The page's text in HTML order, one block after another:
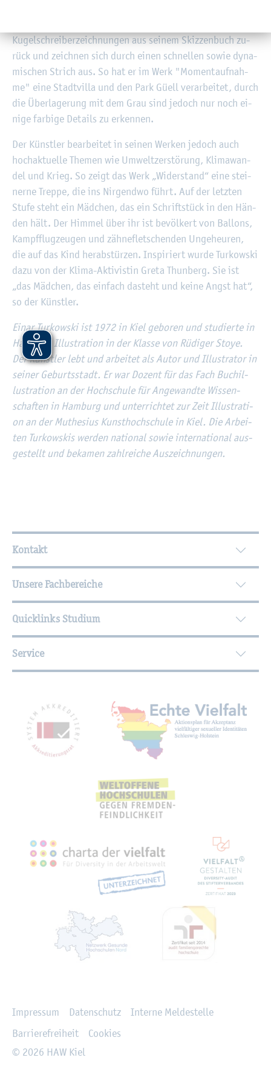
Ku­gel­schrei­ber­zeich­nun­gen aus sei­nem Skiz­zen­buch zu­
rück und zeich­nen sich durch einen schnel­len sowie dy­na­
mi­schen Strich aus. So hat er im Werk "Mo­ment­auf­nah­
me" eine Stadt­vil­la und den Park Güell ver­ar­bei­tet, durch
die Über­la­ge­rung mit dem Grau sind je­doch nur noch ei­
ni­ge far­bi­ge De­tails zu er­ken­nen.
Der Künst­ler be­ar­bei­tet in sei­nen Wer­ken je­doch auch
hoch­ak­tu­el­le The­men wie Um­welt­zer­stö­rung, Kli­ma­wan­
del und Krieg. So zeigt das Werk „Wi­der­stand“ eine stei­
ner­ne Trep­pe, die ins Nir­gend­wo führt. Auf der letz­ten
Stufe steht ein Mäd­chen, das ein Schrift­stück in den Hän­
den hält. Der Him­mel über ihr ist be­völ­kert von Bal­lons,
Kampf­flug­zeu­gen und zäh­ne­flet­schen­den Un­ge­heu­ren,
die auf das Kind her­ab­stür­zen. In­spi­riert wurde Tur­kow­ski
dazu von der Klima-Ak­ti­vis­tin Greta Thun­berg. Sie ist
„das Mäd­chen, das ein­fach da­steht und keine Angst hat“,
so der Künst­ler.
Einar Tur­kow­ski ist 1972 in Kiel ge­bo­ren und stu­dier­te in
Ham­burg Il­lus­tra­ti­on in der Klas­se von Rü­di­ger Stoye.
Der Künst­ler lebt und ar­bei­tet als Autor und Il­lus­tra­tor in
sei­ner Ge­burts­stadt. Er war Do­zent für das Fach Buch­il­
lus­tra­ti­on an der Hoch­schu­le für An­ge­wand­te Wis­sen­
schaf­ten in Ham­burg und un­ter­rich­tet zur Zeit Il­lus­tra­ti­
on an der Muthe­si­us Kunst­hoch­schu­le in Kiel. Die Ar­bei­
ten Tur­kow­skis wer­den na­tio­nal sowie in­ter­na­tio­nal aus­
ge­stellt und be­ka­men zahl­rei­che Aus­zeich­nun­gen.
Wei­ter­füh­ren­de In­for­ma­tio­nen
Kontakt
Unsere Fachbereiche
Quicklinks Studium
Service
Mit­glied­schaf­ten,
Im­pres­sum Da­ten­schutz
In­ter­ne Mel­de­stel­le
Bar­rie­re­frei­heit
Coo­kies
© 2026 HAW Kiel